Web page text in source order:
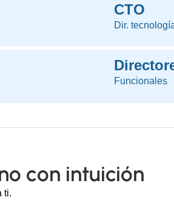
CTO
Dir.
Funcionales
con intuición
ti.